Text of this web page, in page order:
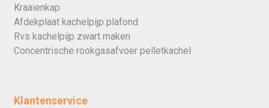
Kraaienkap
Afdekplaat kachelpijp plafond
Rvs kachelpijp zwart maken
Concentrische rookgasafvoer pelletkachel
Klantenservice